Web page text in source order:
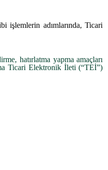
işlemlerin adımlarında, Ticari
hatırlatma yapma amaçları
Ticari Elektronik İleti (“TEİ”)